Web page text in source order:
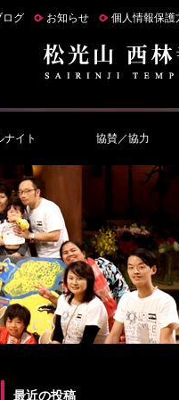
ログ お知らせ 個人情報保護
ナイト 協賛／協力
最近の投稿